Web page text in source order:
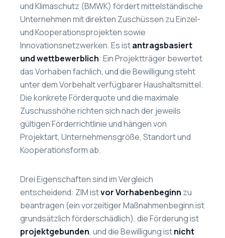
und Klimaschutz (BMWK) fördert mittelständische
Unternehmen mit direkten Zuschüssen zu Einzel-
und Kooperationsprojekten sowie
Innovationsnetzwerken. Es istantragsbasiert
und wettbewerblich: Ein Projektträger bewertet
das Vorhaben fachlich, und die Bewilligung steht
unter dem Vorbehalt verfügbarer Haushaltsmittel.
Die konkrete Förderquote und die maximale
Zuschusshöhe richten sich nach der jeweils
gültigen Förderrichtlinie und hängen von
Projektart, Unternehmensgröße, Standort und
Kooperationsform ab.
Drei Eigenschaften sind im Vergleich
entscheidend: ZIM istvor Vorhabenbeginn zu
beantragen (ein vorzeitiger Maßnahmenbeginn ist
grundsätzlich förderschädlich), die Förderung ist
projektgebunden, und die Bewilligung istnicht